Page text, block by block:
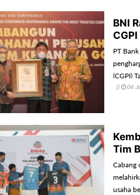
BNI
PT
(CGPI)
|| 06
Tim
Cabang
usaha